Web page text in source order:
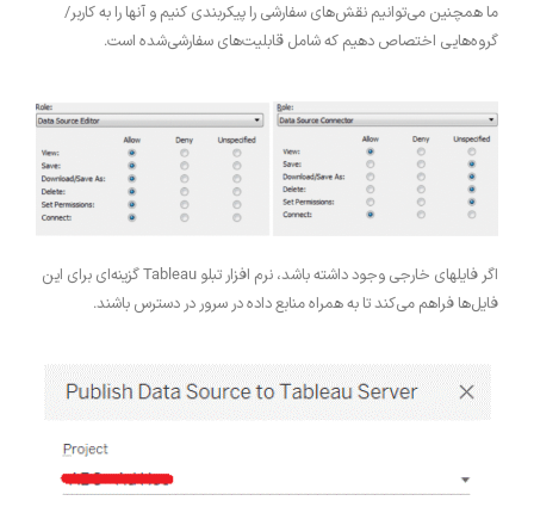
ما همچنین می‌توانیم نقش‌های سفارشی را پیکربندی کنیم و آنها را به کاربر/
گروه‌هایی اختصاص دهیم که شامل قابلیت‌های سفارشی‌شده است.
اگر فایلهای خارجی وجود داشته باشد، نرم افزار تبلو Tableau گزینه‌ای برای این
فایل‌ها فراهم می‌کند تا به همراه منابع داده در سرور در دسترس باشند.